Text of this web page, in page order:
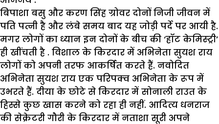
बिपाशा बसु और करण सिंह ग्रोवर दोनों निजी जीवन में
पति पत्नी है और लंबे समय बाद यह जोड़ी पर्दे पर आयी है.
मगर लोगों का ध्यान इन दोनों के बीच की ‘हॉट केमिस्ट्री’
ही खींचती है . विशाल के किरदार में अभिनेता सुयश राय
लोगों को अपनी तरफ आकर्षित करते हैं. नवोदित
अभिनेता सुयश राय एक परिपक्व अभिनेता के रूप में
उभरते हैं. दीया के छोटे से किरदार में सोनाली राउत के
हिस्से कुछ खास करने को रहा ही नहीं. आदित्य धनराज
की सेक्रेटरी गौरी के किरदार में नताशा सूरी अपने